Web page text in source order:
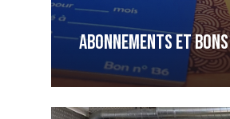
Abonnements et bons